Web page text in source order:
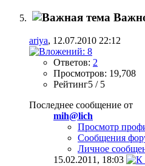
ariya, 12.07.2010 22:12
Ответов: 2
Просмотров: 19,708
Рейтинг5 / 5
Последнее сообщение от
mih@lich
Просмотр
Сообщения
Личное
15.02.2011, 18:03